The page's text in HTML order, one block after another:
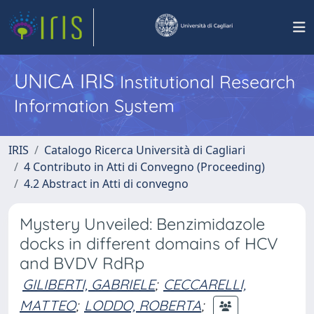
UNICA IRISInstitutional Research
Information System
IRIS
Catalogo Ricerca Università di Cagliari
4 Contributo in Atti di Convegno (Proceeding)
4.2 Abstract in Atti di convegno
Mystery Unveiled: Benzimidazole
docks in different domains of HCV
and BVDV RdRp
GILIBERTI, GABRIELE; CECCARELLI,
MATTEO; LODDO, ROBERTA;